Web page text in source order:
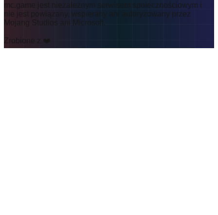
mc.game jest niezależnym serwisem społecznościowym i
nie jest powiązany, wspierany ani autoryzowany przez
Mojang Studios ani Microsoft.
Zrobione z ❤️